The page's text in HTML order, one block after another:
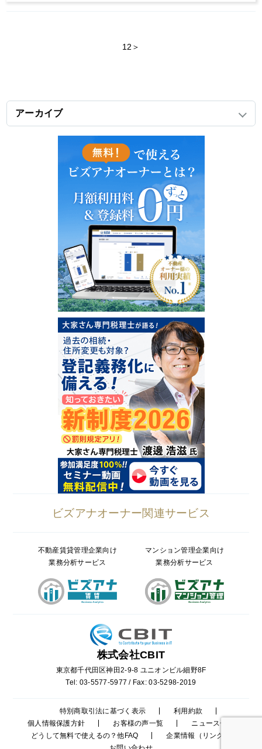
12 ＞
アーカイブ
特別商取引法に基づく表示
利用約款
個人情報保護方針
お客様の声一覧
ニュース一覧
どうして無料で使えるの？他FAQ
企業情報（リンク）
ビズアナオーナー関連サービス
不動産賃貸管理企業向け
業務分析サービス
マンション管理企業向け
業務分析サービス
株式会社CBIT
東京都千代田区神田2-9-8 ユニオンビル細野8F
Tel: 03-5577-5977 / Fax: 03-5298-2019